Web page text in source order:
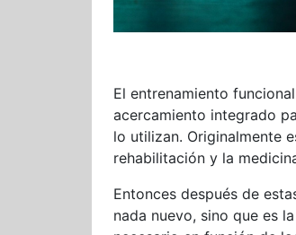
El entrenamiento
acercamiento integrado
lo utilizan. Originalmente
rehabilitación y la
Entonces después de
nada nuevo, sino que es